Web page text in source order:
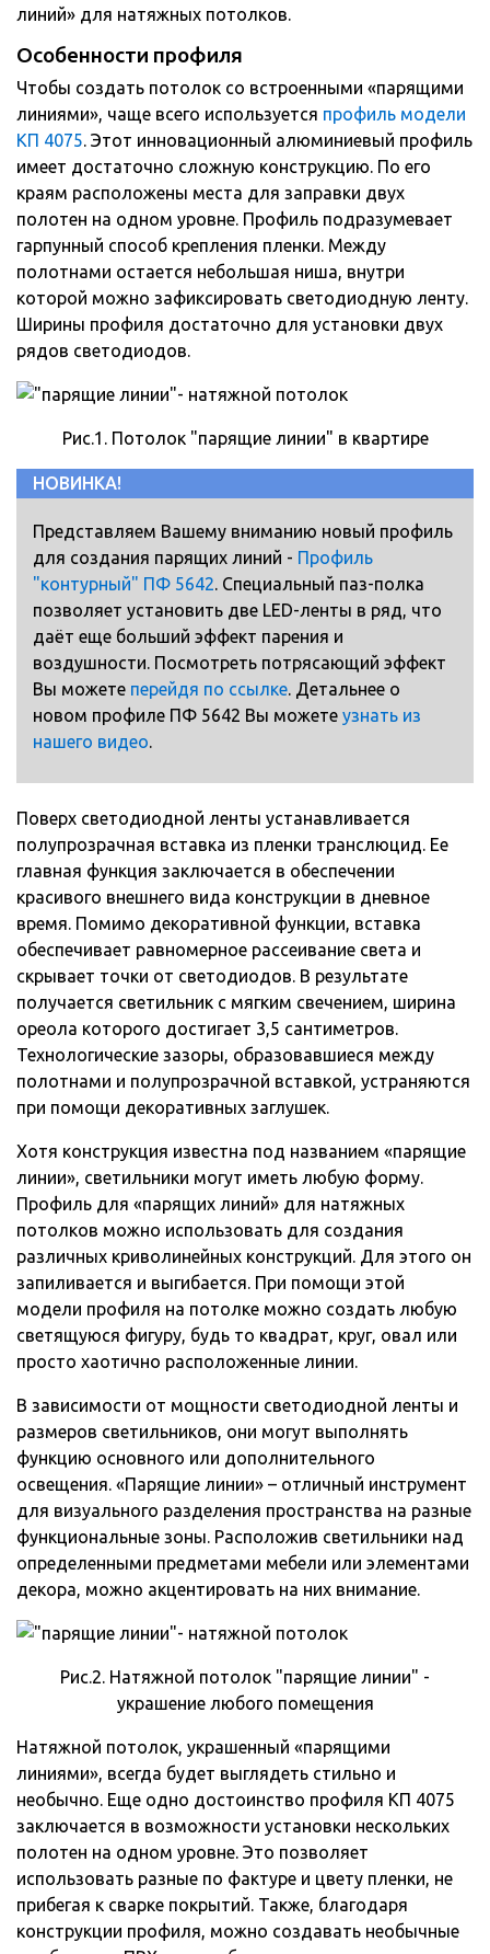
линий» для натяжных потолков.
Особенности профиля
Чтобы создать потолок со встроенными «парящими
линиями», чаще всего используется профиль модели
КП 4075. Этот инновационный алюминиевый профиль
имеет достаточно сложную конструкцию. По его
краям расположены места для заправки двух
полотен на одном уровне. Профиль подразумевает
гарпунный способ крепления пленки. Между
полотнами остается небольшая ниша, внутри
которой можно зафиксировать светодиодную ленту.
Ширины профиля достаточно для установки двух
рядов светодиодов.
Рис.1. Потолок "парящие линии" в квартире
НОВИНКА!
Представляем Вашему вниманию новый профиль
для создания парящих линий - Профиль
"контурный" ПФ 5642. Специальный паз-полка
позволяет установить две LED-ленты в ряд, что
даёт еще больший эффект парения и
воздушности. Посмотреть потрясающий эффект
Вы можете перейдя по ссылке. Детальнее о
новом профиле ПФ 5642 Вы можете узнать из
нашего видео.
Поверх светодиодной ленты устанавливается
полупрозрачная вставка из пленки транслюцид. Ее
главная функция заключается в обеспечении
красивого внешнего вида конструкции в дневное
время. Помимо декоративной функции, вставка
обеспечивает равномерное рассеивание света и
скрывает точки от светодиодов. В результате
получается светильник с мягким свечением, ширина
ореола которого достигает 3,5 сантиметров.
Технологические зазоры, образовавшиеся между
полотнами и полупрозрачной вставкой, устраняются
при помощи декоративных заглушек.
Хотя конструкция известна под названием «парящие
линии», светильники могут иметь любую форму.
Профиль для «парящих линий» для натяжных
потолков можно использовать для создания
различных криволинейных конструкций. Для этого он
запиливается и выгибается. При помощи этой
модели профиля на потолке можно создать любую
светящуюся фигуру, будь то квадрат, круг, овал или
просто хаотично расположенные линии.
В зависимости от мощности светодиодной ленты и
размеров светильников, они могут выполнять
функцию основного или дополнительного
освещения. «Парящие линии» – отличный инструмент
для визуального разделения пространства на разные
функциональные зоны. Расположив светильники над
определенными предметами мебели или элементами
декора, можно акцентировать на них внимание.
Рис.2. Натяжной потолок "парящие линии" -
украшение любого помещения
Натяжной потолок, украшенный «парящими
линиями», всегда будет выглядеть стильно и
необычно. Еще одно достоинство профиля КП 4075
заключается в возможности установки нескольких
полотен на одном уровне. Это позволяет
использовать разные по фактуре и цвету пленки, не
прибегая к сварке покрытий. Также, благодаря
конструкции профиля, можно создавать необычные